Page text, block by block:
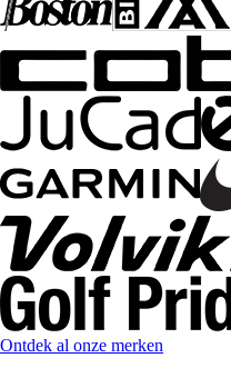
Ontdek al onze merken